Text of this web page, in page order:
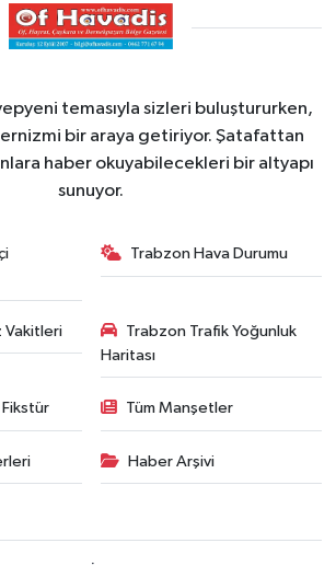
temasıyla sizleri buluştururken,
bir araya getiriyor. Şatafattan
haber okuyabilecekleri bir altyapı
sunuyor.
Trabzon Hava Durumu
Vakitleri
Trabzon Trafik Yoğunluk
Haritası
Fikstür Tüm Manşetler
Haber Arşivi